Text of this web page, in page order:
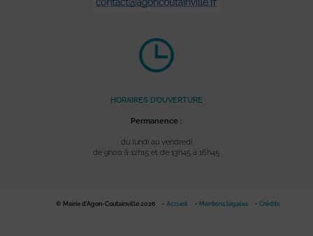
HORAIRES D’OUVERTURE
Permanence :
du lundi au vendredi
de 9h00 à 12h15 et de 13h45 à 16h45
© Mairie d'Agon-Coutainville 2026 Accueil Mentions légales Crédits